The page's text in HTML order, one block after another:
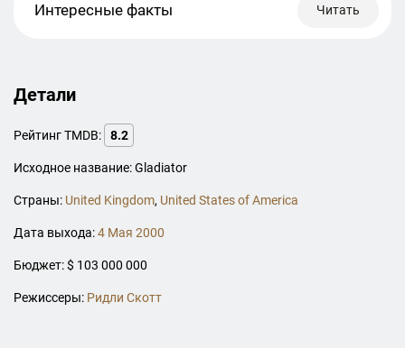
Интересные факты Читать
Детали
Рейтинг TMDB: 8.2
Исходное название: Gladiator
Страны: United Kingdom, United States of America
Дата выхода:4 Мая 2000
Бюджет: $ 103 000 000
Режиссеры: Ридли Скотт